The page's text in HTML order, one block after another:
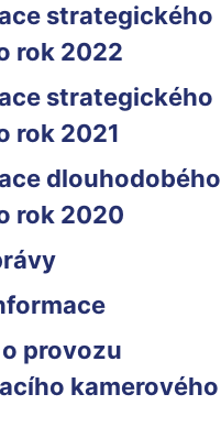
strategického
rok 2022
strategického
rok 2021
dlouhodobého
rok 2020
provozu
kamerového